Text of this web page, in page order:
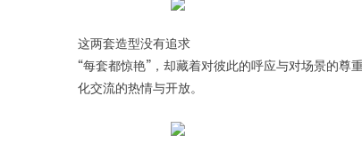
这两套造型没有追求
“每套都惊艳”，却藏着对彼此的呼应与对场景的
化交流的热情与开放。